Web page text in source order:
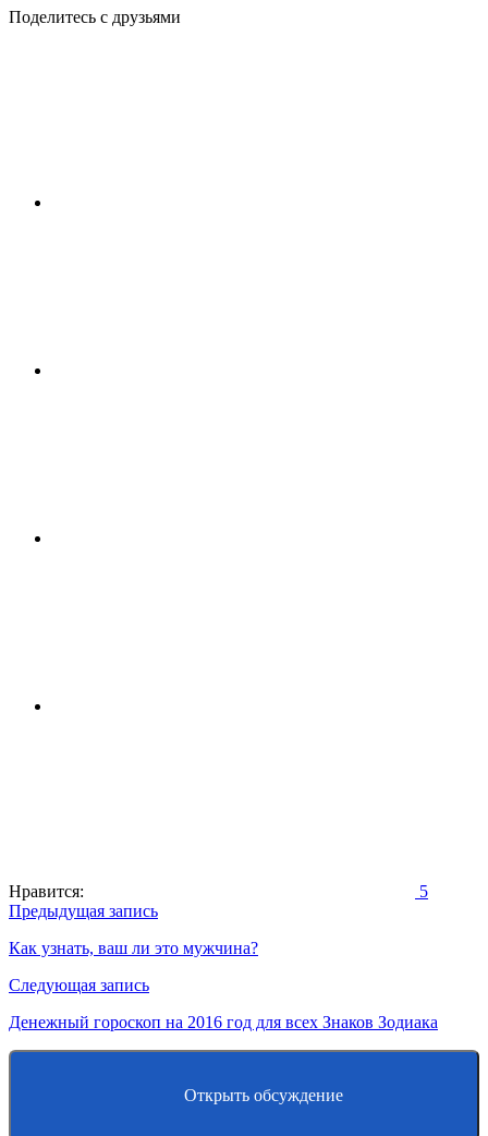
Поделитесь с друзьями
Нравится: 5
Навигация
по
записям
Предыдущая запись
Как узнать, ваш ли это мужчина?
Следующая запись
Денежный гороскоп на 2016 год для всех Знаков Зодиака
Открыть обсуждение